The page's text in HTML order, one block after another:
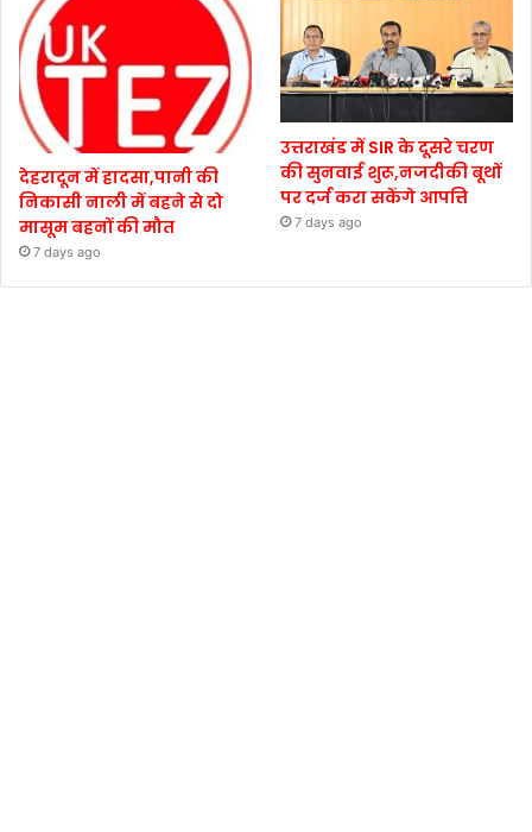
देहरादून में हादसा,पानी की
निकासी नाली में बहने से दो
मासूम बहनों की मौत
7 days ago
उत्तराखंड में SIR के दूसरे चरण
की सुनवाई शुरू,नजदीकी बूथों
पर दर्ज करा सकेंगे आपत्ति
7 days ago